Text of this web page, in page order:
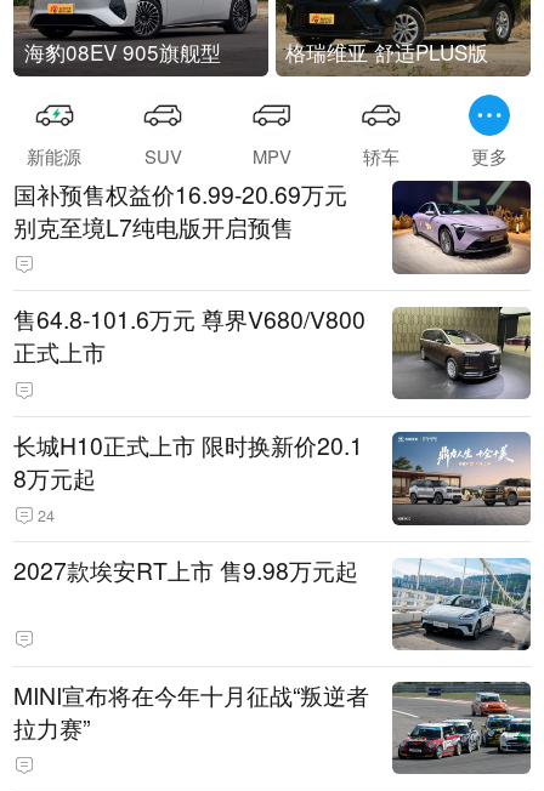
海豹08EV 905旗舰型 格瑞维亚 舒适PLUS版
新能源 SUV MPV 轿车 更多
国补预售权益价16.99-20.69万元
别克至境L7纯电版开启预售
售64.8-101.6万元 尊界V680/V800
正式上市
长城H10正式上市 限时换新价20.1
8万元起
24
2027款埃安RT上市 售9.98万元起
MINI宣布将在今年十月征战“叛逆者
拉力赛”